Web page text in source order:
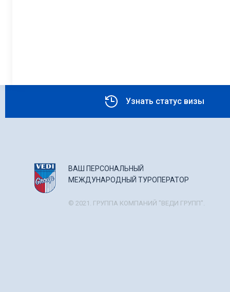
Узнать статус визы
ВАШ ПЕРСОНАЛЬНЫЙ
МЕЖДУНАРОДНЫЙ ТУРОПЕРАТОР
© 2021. ГРУППА КОМПАНИЙ "ВЕДИ ГРУПП".